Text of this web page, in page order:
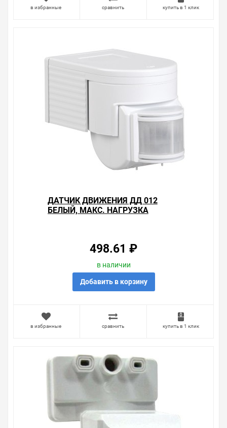
в избранные сравнить купить в 1 клик
ДАТЧИК ДВИЖЕНИЯ ДД 012
БЕЛЫЙ, МАКС. НАГРУЗКА
498.61 ₽
в наличии
Добавить в корзину
в избранные сравнить купить в 1 клик